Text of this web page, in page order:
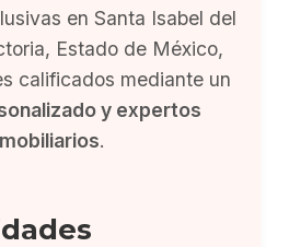
en Santa Isabel del
Estado de México,
calificados mediante un
y expertos
.